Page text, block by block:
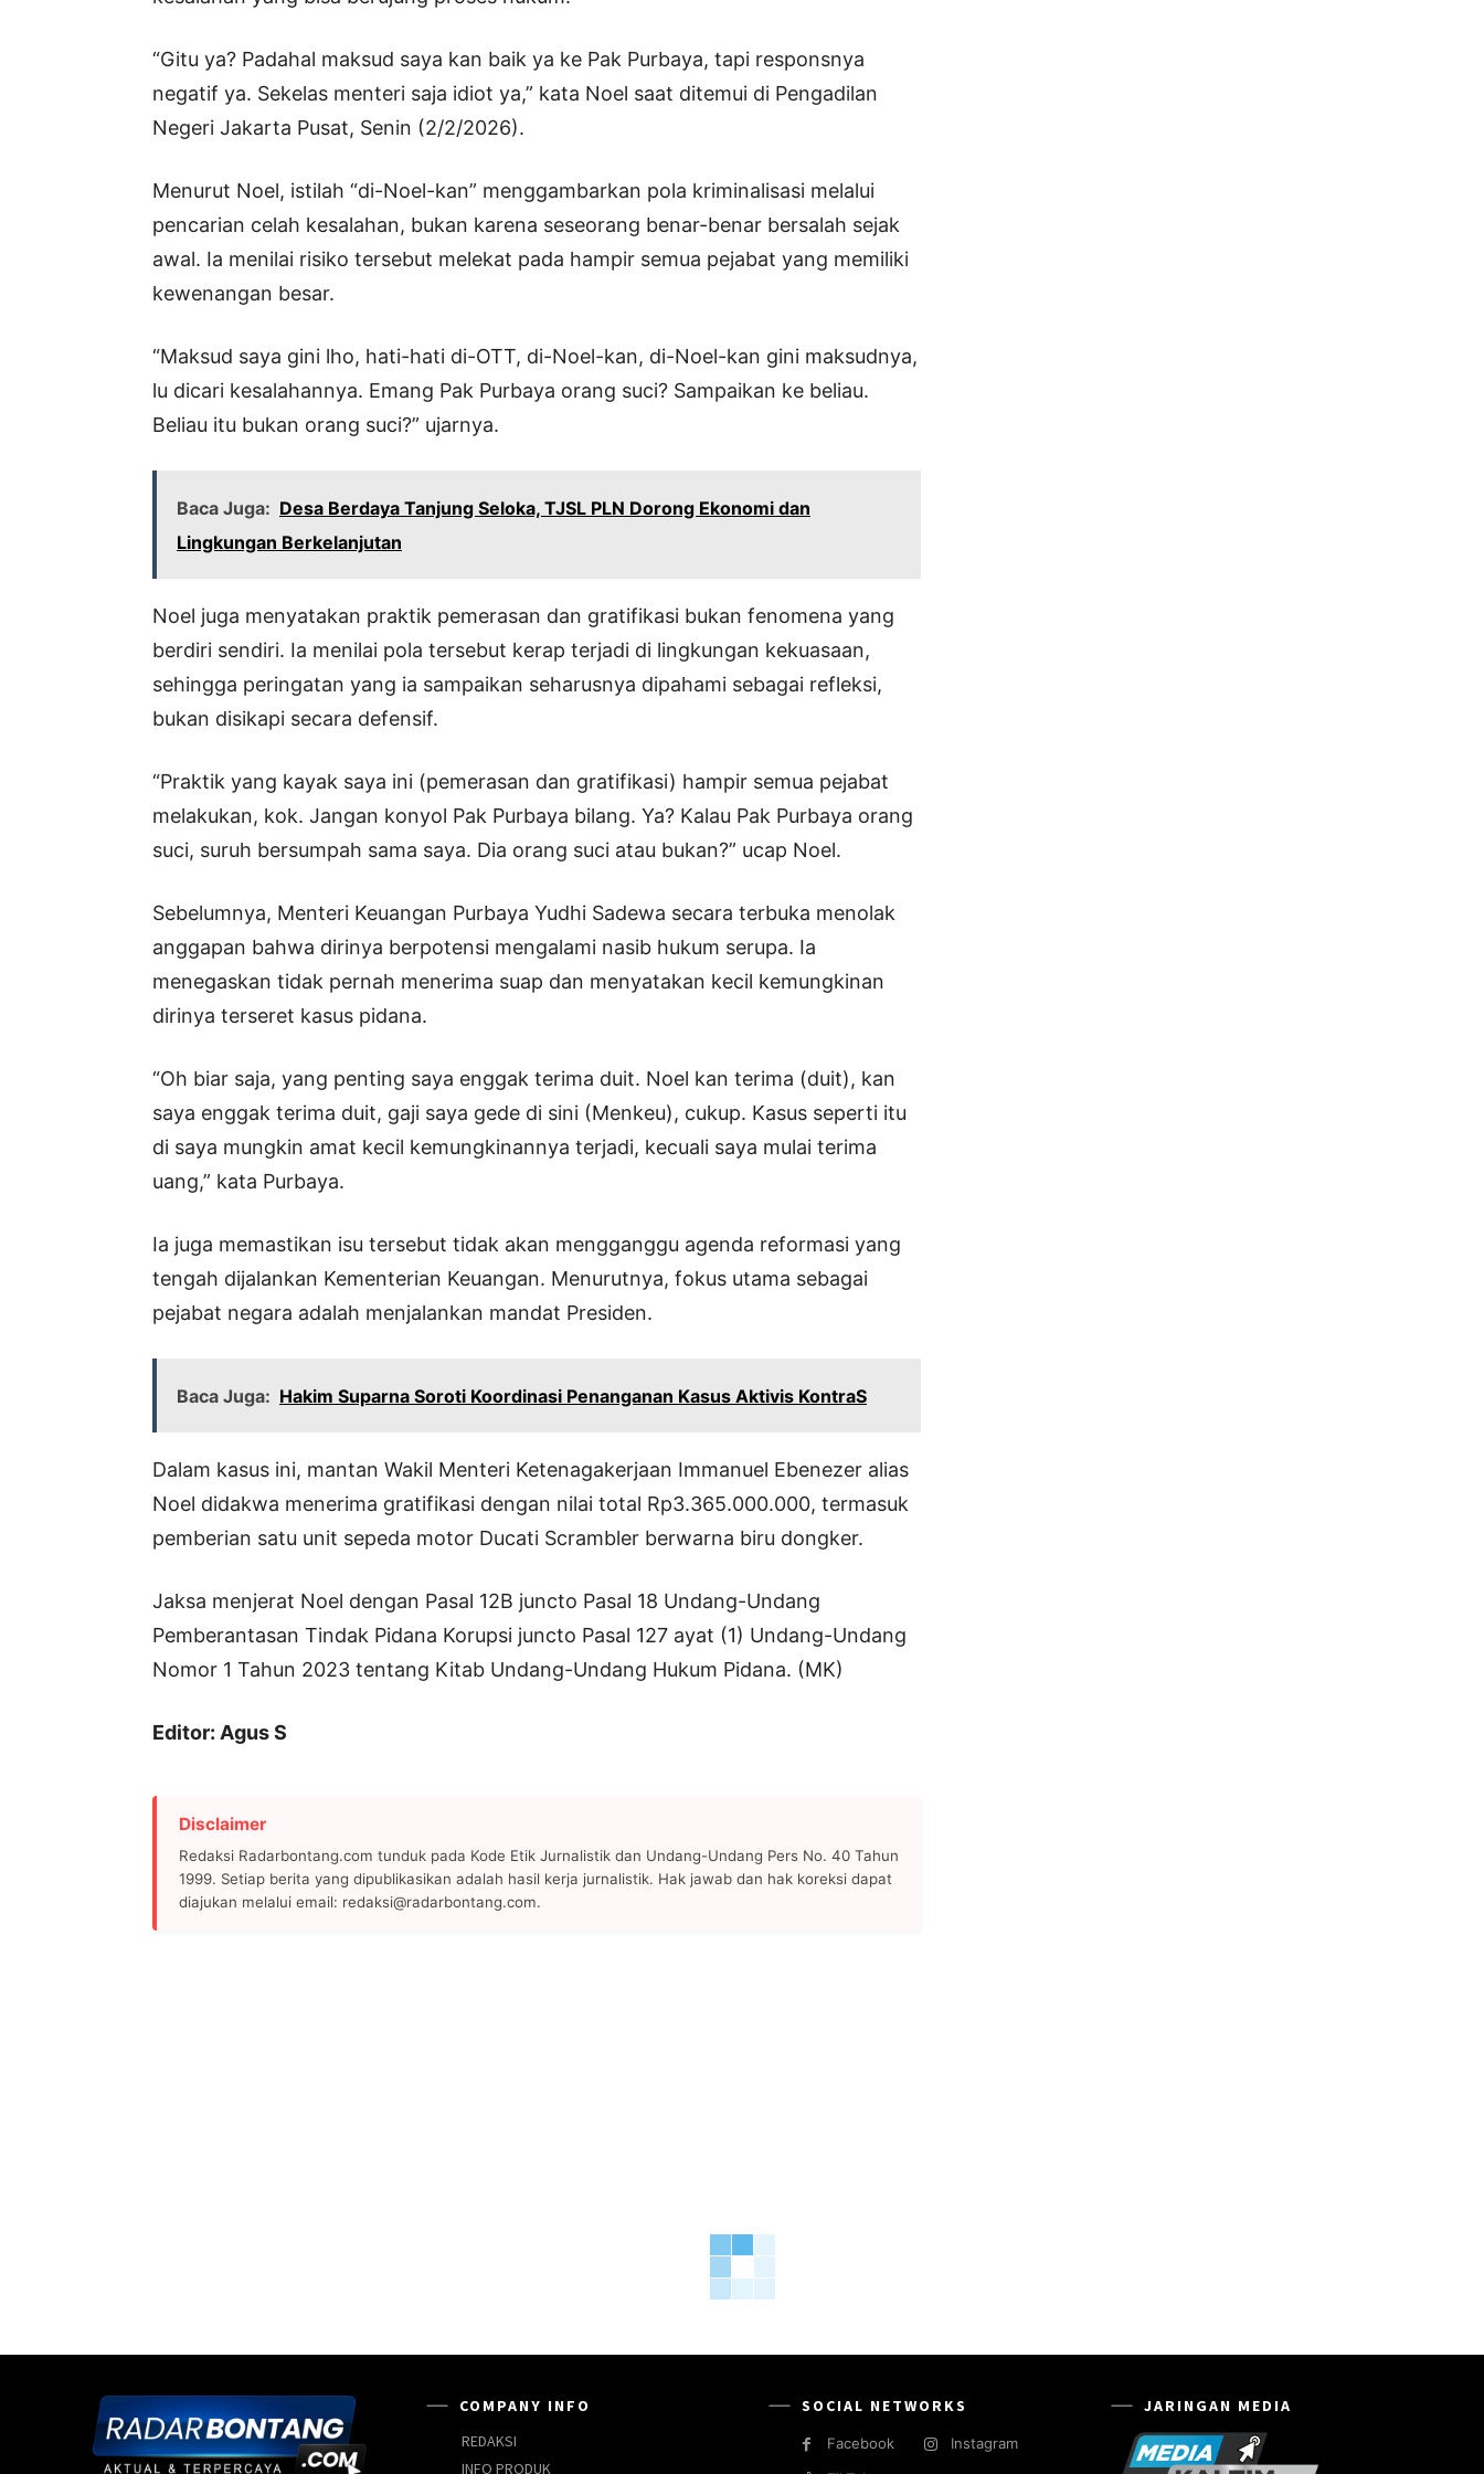
“Gitu ya? Padahal maksud saya kan baik ya ke Pak Purbaya, tapi responsnya
negatif ya. Sekelas menteri saja idiot ya,” kata Noel saat ditemui di Pengadilan
Negeri Jakarta Pusat, Senin (2/2/2026).
Menurut Noel, istilah “di-Noel-kan” menggambarkan pola kriminalisasi melalui
pencarian celah kesalahan, bukan karena seseorang benar-benar bersalah sejak
awal. Ia menilai risiko tersebut melekat pada hampir semua pejabat yang memiliki
kewenangan besar.
“Maksud saya gini lho, hati-hati di-OTT, di-Noel-kan, di-Noel-kan gini maksudnya,
lu dicari kesalahannya. Emang Pak Purbaya orang suci? Sampaikan ke beliau.
Beliau itu bukan orang suci?” ujarnya.
Baca Juga: Desa Berdaya Tanjung Seloka, TJSL PLN Dorong Ekonomi dan
Lingkungan Berkelanjutan
Noel juga menyatakan praktik pemerasan dan gratifikasi bukan fenomena yang
berdiri sendiri. Ia menilai pola tersebut kerap terjadi di lingkungan kekuasaan,
sehingga peringatan yang ia sampaikan seharusnya dipahami sebagai refleksi,
bukan disikapi secara defensif.
“Praktik yang kayak saya ini (pemerasan dan gratifikasi) hampir semua pejabat
melakukan, kok. Jangan konyol Pak Purbaya bilang. Ya? Kalau Pak Purbaya orang
suci, suruh bersumpah sama saya. Dia orang suci atau bukan?” ucap Noel.
Sebelumnya, Menteri Keuangan Purbaya Yudhi Sadewa secara terbuka menolak
anggapan bahwa dirinya berpotensi mengalami nasib hukum serupa. Ia
menegaskan tidak pernah menerima suap dan menyatakan kecil kemungkinan
dirinya terseret kasus pidana.
“Oh biar saja, yang penting saya enggak terima duit. Noel kan terima (duit), kan
saya enggak terima duit, gaji saya gede di sini (Menkeu), cukup. Kasus seperti itu
di saya mungkin amat kecil kemungkinannya terjadi, kecuali saya mulai terima
uang,” kata Purbaya.
Ia juga memastikan isu tersebut tidak akan mengganggu agenda reformasi yang
tengah dijalankan Kementerian Keuangan. Menurutnya, fokus utama sebagai
pejabat negara adalah menjalankan mandat Presiden.
Baca Juga: Hakim Suparna Soroti Koordinasi Penanganan Kasus Aktivis KontraS
Dalam kasus ini, mantan Wakil Menteri Ketenagakerjaan Immanuel Ebenezer alias
Noel didakwa menerima gratifikasi dengan nilai total Rp3.365.000.000, termasuk
pemberian satu unit sepeda motor Ducati Scrambler berwarna biru dongker.
Jaksa menjerat Noel dengan Pasal 12B juncto Pasal 18 Undang-Undang
Pemberantasan Tindak Pidana Korupsi juncto Pasal 127 ayat (1) Undang-Undang
Nomor 1 Tahun 2023 tentang Kitab Undang-Undang Hukum Pidana. (MK)
Editor: Agus S
Disclaimer
Redaksi Radarbontang.com tunduk pada Kode Etik Jurnalistik dan Undang-Undang Pers No. 40 Tahun
1999. Setiap berita yang dipublikasikan adalah hasil kerja jurnalistik. Hak jawab dan hak koreksi dapat
diajukan melalui email: redaksi@radarbontang.com.
COMPANY INFO
REDAKSI
INFO PRODUK
SOCIAL NETWORKS
Facebook
Instagram
JARINGAN MEDIA